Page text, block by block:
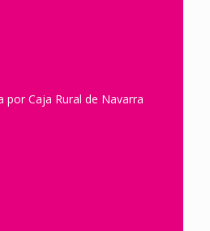
por Caja Rural de Navarra